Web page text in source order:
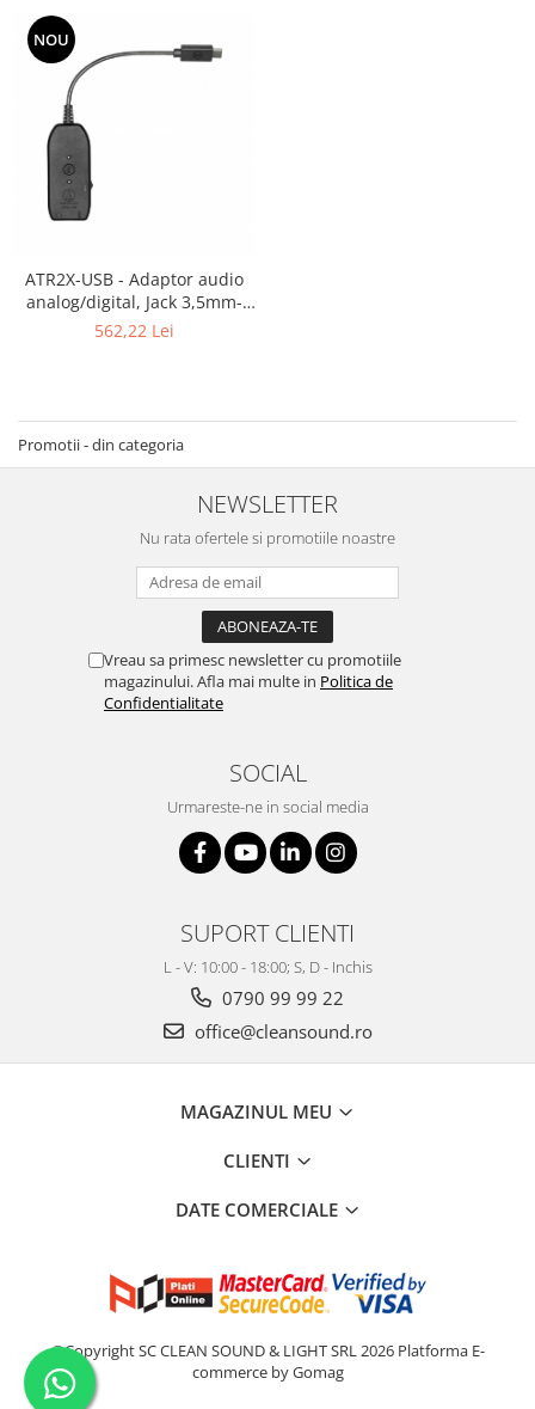
NOU
ATR2X-USB - Adaptor audio
analog/digital, Jack 3,5mm-
USB
562,22 Lei
Promotii - din categoria
NEWSLETTER
Nu rata ofertele si promotiile noastre
Vreau sa primesc newsletter cu promotiile
magazinului. Afla mai multe in Politica de
Confidentialitate
SOCIAL
Urmareste-ne in social media
SUPORT CLIENTI
L - V: 10:00 - 18:00; S, D - Inchis
0790 99 99 22
office@cleansound.ro
MAGAZINUL MEU
CLIENTI
DATE COMERCIALE
©Copyright SC CLEAN SOUND & LIGHT SRL 2026 Platforma E-
commerce by Gomag